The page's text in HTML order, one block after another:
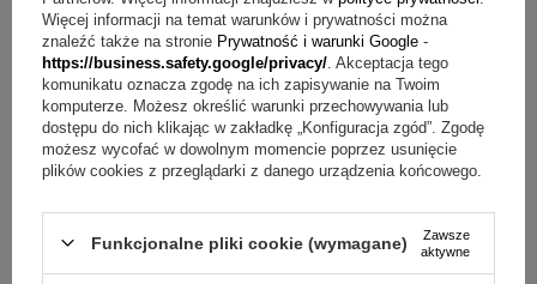
„Chłopak był zachwycony. Bardzo dobra jakość i szybka
realizacja.”
Natalia K.
⭐⭐⭐⭐⭐
„Mega pomysł na prezent. Personalizacja robi ogromne
wrażenie.”
Paulina S.
„Bluza ciepła, wygodna i świetnie leży. Polecam z całego
serca.”
Katarzyna L.
Więcej informacji na temat warunków i prywatności można
znaleźć także na stronie Prywatność i warunki Google -
https://business.safety.google/privacy/ . Akceptacja tego
komunikatu oznacza zgodę na ich zapisywanie na Twoim
komputerze. Możesz określić warunki przechowywania lub
dostępu do nich klikając w zakładkę „Konfiguracja zgód”. Zgodę
możesz wycofać w dowolnym momencie poprzez usunięcie
plików cookies z przeglądarki z danego urządzenia końcowego.
Funkcjonalne pliki cookie (wymagane)
Zawsze
aktywne